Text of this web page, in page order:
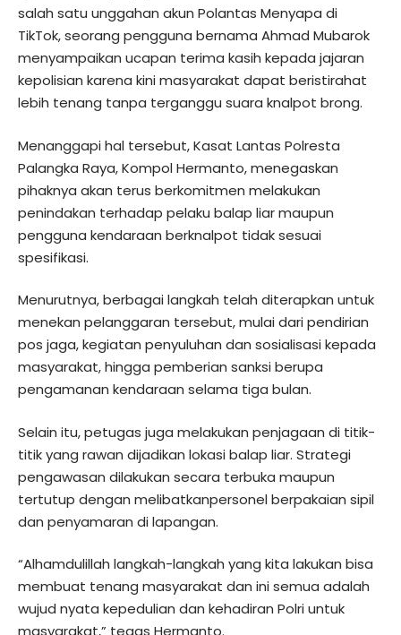
salah satu unggahan akun Polantas Menyapa di
TikTok, seorang pengguna bernama Ahmad Mubarok
menyampaikan ucapan terima kasih kepada jajaran
kepolisian karena kini masyarakat dapat beristirahat
lebih tenang tanpa terganggu suara knalpot brong.
Menanggapi hal tersebut, Kasat Lantas Polresta
Palangka Raya, Kompol Hermanto, menegaskan
pihaknya akan terus berkomitmen melakukan
penindakan terhadap pelaku balap liar maupun
pengguna kendaraan berknalpot tidak sesuai
spesifikasi.
Menurutnya, berbagai langkah telah diterapkan untuk
menekan pelanggaran tersebut, mulai dari pendirian
pos jaga, kegiatan penyuluhan dan sosialisasi kepada
masyarakat, hingga pemberian sanksi berupa
pengamanan kendaraan selama tiga bulan.
Selain itu, petugas juga melakukan penjagaan di titik-
titik yang rawan dijadikan lokasi balap liar. Strategi
pengawasan dilakukan secara terbuka maupun
tertutup dengan melibatkanpersonel berpakaian sipil
dan penyamaran di lapangan.
“Alhamdulillah langkah-langkah yang kita lakukan bisa
membuat tenang masyarakat dan ini semua adalah
wujud nyata kepedulian dan kehadiran Polri untuk
masyarakat,” tegas Hermanto.